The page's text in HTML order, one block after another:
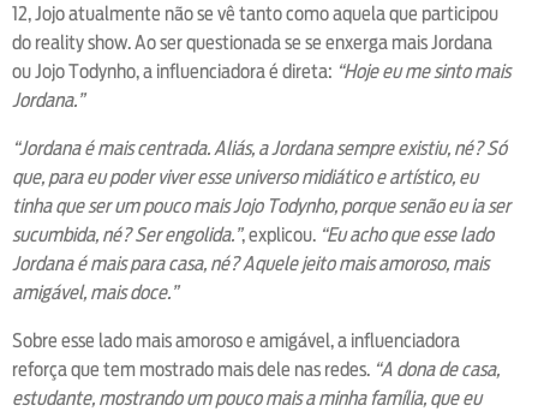
12, Jojo atualmente não se vê tanto como aquela que participou
do reality show. Ao ser questionada se se enxerga mais Jordana
ou Jojo Todynho, a influenciadora é direta: “Hoje eu me sinto mais
Jordana.”
“Jordana é mais centrada. Aliás, a Jordana sempre existiu, né? Só
que, para eu poder viver esse universo midiático e artístico, eu
tinha que ser um pouco mais Jojo Todynho, porque senão eu ia ser
sucumbida, né? Ser engolida.”, explicou. “Eu acho que esse lado
Jordana é mais para casa, né? Aquele jeito mais amoroso, mais
amigável, mais doce.”
Sobre esse lado mais amoroso e amigável, a influenciadora
reforça que tem mostrado mais dele nas redes. “A dona de casa,
estudante, mostrando um pouco mais a minha família, que eu